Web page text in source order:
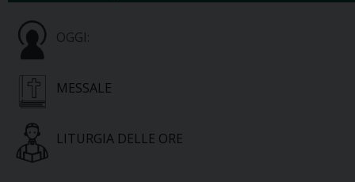
OGGI:
MESSALE
LITURGIA DELLE ORE